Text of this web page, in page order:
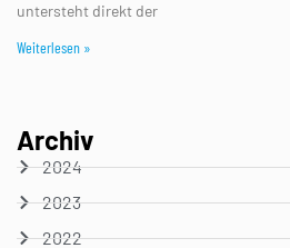
untersteht direkt der
Weiterlesen »
Archiv
2024
2023
2022